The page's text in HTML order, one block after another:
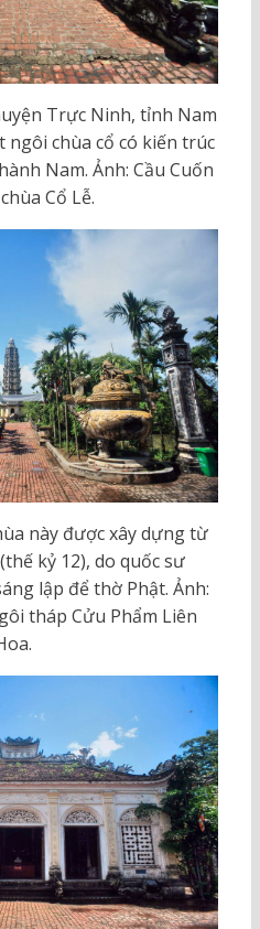
Trực Ninh, tỉnh Nam
ngôi chùa cổ có kiến trúc
Nam. Ảnh: Cầu Cuốn
Cổ Lễ.
này được xây dựng từ
kỷ 12), do quốc sư
lập để thờ Phật. Ảnh:
tháp Cửu Phẩm Liên